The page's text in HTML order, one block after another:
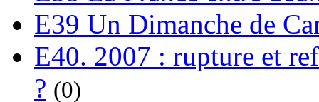
E39 Un Dimanche de
E40. 2007 : rupture et
? (0)